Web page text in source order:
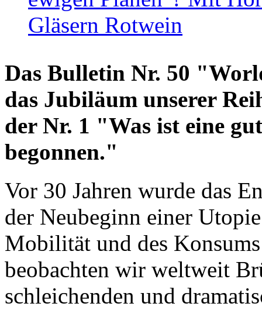
Gläsern Rotwein
Das Bulletin Nr. 50
das Jubiläum unserer
der Nr. 1 "Was ist eine
begonnen."
Vor 30 Jahren wurde das
der Neubeginn einer
Mobilität und des
beobachten wir weltweit
schleichenden und